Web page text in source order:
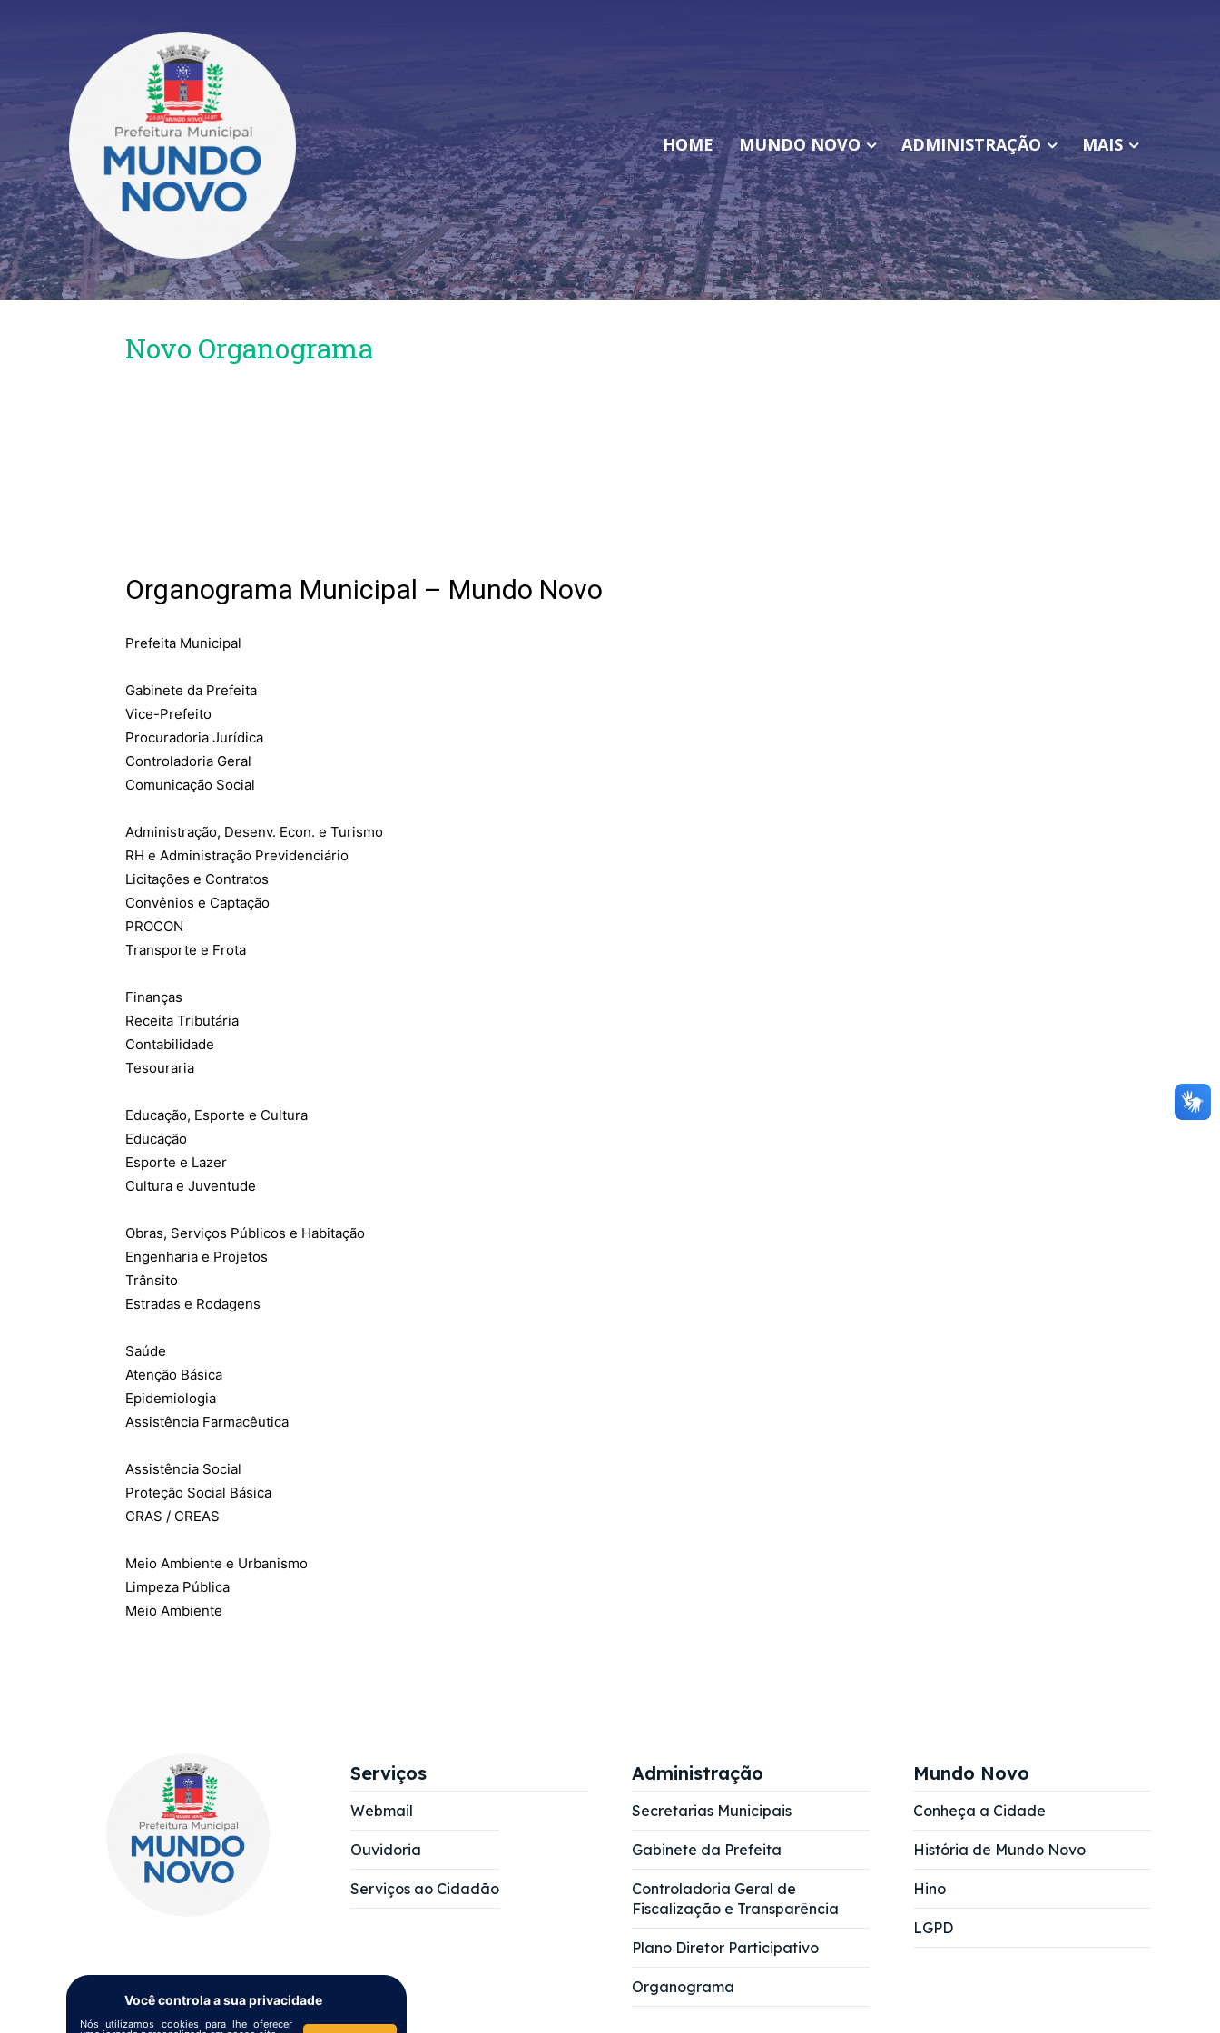
HOME MUNDO NOVO ADMINISTRAÇÃO MAIS
Novo Organograma
Organograma Municipal – Mundo Novo
Prefeita Municipal
Gabinete da Prefeita
Vice-Prefeito
Procuradoria Jurídica
Controladoria Geral
Comunicação Social
Administração, Desenv. Econ. e Turismo
RH e Administração Previdenciário
Licitações e Contratos
Convênios e Captação
PROCON
Transporte e Frota
Finanças
Receita Tributária
Contabilidade
Tesouraria
Educação, Esporte e Cultura
Educação
Esporte e Lazer
Cultura e Juventude
Obras, Serviços Públicos e Habitação
Engenharia e Projetos
Trânsito
Estradas e Rodagens
Saúde
Atenção Básica
Epidemiologia
Assistência Farmacêutica
Assistência Social
Proteção Social Básica
CRAS / CREAS
Meio Ambiente e Urbanismo
Limpeza Pública
Meio Ambiente
Serviços
Webmail
Ouvidoria
Serviços ao Cidadão
Administração
Secretarias Municipais
Gabinete da Prefeita
Controladoria Geral de
Fiscalização e Transparência
Plano Diretor Participativo
Organograma
Mundo Novo
Conheça a Cidade
História de Mundo Novo
Hino
LGPD
Você controla a sua privacidade
Nós utilizamos cookies para lhe oferecer